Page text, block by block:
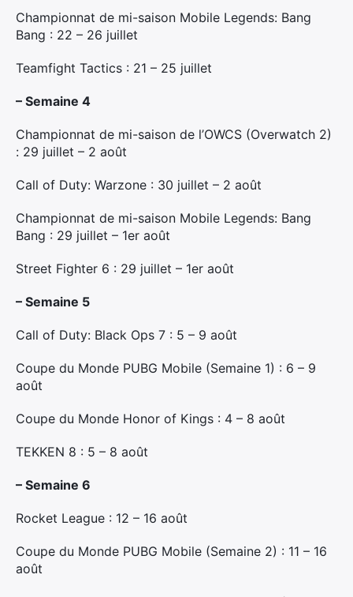
Championnat de mi-saison Mobile Legends: Bang
Bang : 22 – 26 juillet
Teamfight Tactics : 21 – 25 juillet
– Semaine 4
Championnat de mi-saison de l’OWCS (Overwatch 2)
: 29 juillet – 2 août
Call of Duty: Warzone : 30 juillet – 2 août
Championnat de mi-saison Mobile Legends: Bang
Bang : 29 juillet – 1er août
Street Fighter 6 : 29 juillet – 1er août
– Semaine 5
Call of Duty: Black Ops 7 : 5 – 9 août
Coupe du Monde PUBG Mobile (Semaine 1) : 6 – 9
août
Coupe du Monde Honor of Kings : 4 – 8 août
TEKKEN 8 : 5 – 8 août
– Semaine 6
Rocket League : 12 – 16 août
Coupe du Monde PUBG Mobile (Semaine 2) : 11 – 16
août